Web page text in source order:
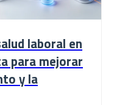
laboral en
para mejorar
y la